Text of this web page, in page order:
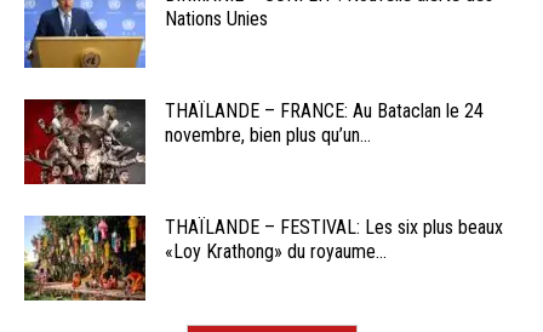
Nations Unies
THAÏLANDE – FRANCE: Au Bataclan le 24
novembre, bien plus qu’un...
THAÏLANDE – FESTIVAL: Les six plus beaux
«Loy Krathong» du royaume...